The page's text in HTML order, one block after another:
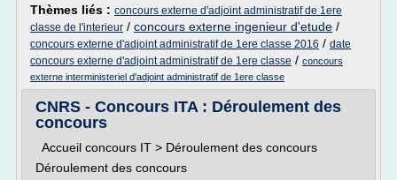
Thèmes liés : concours externe d'adjoint administratif de 1ere
classe de l'interieur / concours externe ingenieur d'etude /
concours externe d'adjoint administratif de 1ere classe 2016 / date
concours externe d'adjoint administratif de 1ere classe / concours
externe interministeriel d'adjoint administratif de 1ere classe
CNRS - Concours ITA : Déroulement des
concours
Accueil concours IT > Déroulement des concours
Déroulement des concours